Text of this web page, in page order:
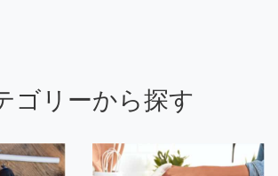
ゴリーから探す